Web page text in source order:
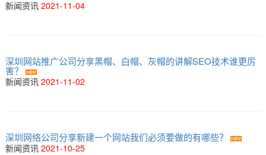
新闻资讯 2021-11-04
深圳网站推广公司分享黑帽、白帽、灰帽的讲解SEO技术谁更厉
害？
新闻资讯 2021-11-02
深圳网络公司分享新建一个网站我们必须要做的有哪些？
新闻资讯 2021-10-25